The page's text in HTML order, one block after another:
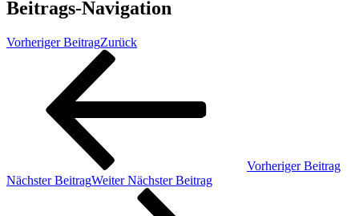
Beitrags-Navigation
Vorheriger BeitragZurück
Vorheriger Beitrag
Nächster BeitragWeiter Nächster Beitrag